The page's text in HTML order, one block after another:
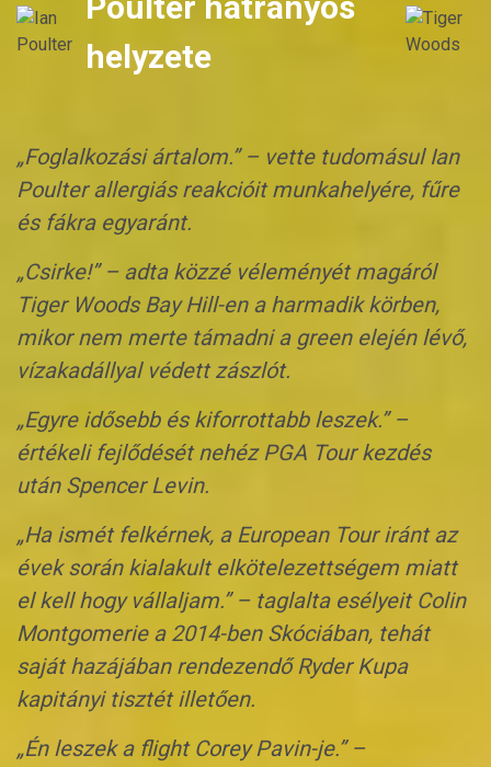
helyzete
„Foglalkozási ártalom.” – vette tudomásul Ian
Poulter allergiás reakcióit munkahelyére, fűre
és fákra egyaránt.
„Csirke!” – adta közzé véleményét magáról
Tiger Woods Bay Hill-en a harmadik körben,
mikor nem merte támadni a green elején lévő,
vízakadállyal védett zászlót.
„Egyre idősebb és kiforrottabb leszek.” –
értékeli fejlődését nehéz PGA Tour kezdés
után Spencer Levin.
„Ha ismét felkérnek, a European Tour iránt az
évek során kialakult elkötelezettségem miatt
el kell hogy vállaljam.” – taglalta esélyeit Colin
Montgomerie a 2014-ben Skóciában, tehát
saját hazájában rendezendő Ryder Kupa
kapitányi tisztét illetően.
„Én leszek a flight Corey Pavin-je.” –